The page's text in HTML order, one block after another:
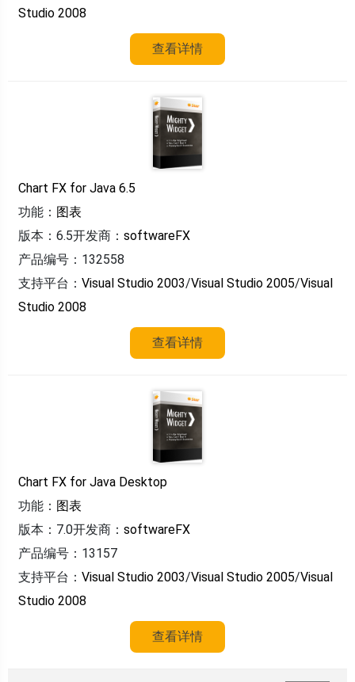
Studio 2008
查看详情
Chart FX for Java 6.5
功能： 图表
版本：6.5开发商： softwareFX
产品编号：132558
支持平台： Visual Studio 2003/Visual Studio 2005/Visual
Studio 2008
查看详情
Chart FX for Java Desktop
功能： 图表
版本：7.0开发商： softwareFX
产品编号：13157
支持平台： Visual Studio 2003/Visual Studio 2005/Visual
Studio 2008
查看详情